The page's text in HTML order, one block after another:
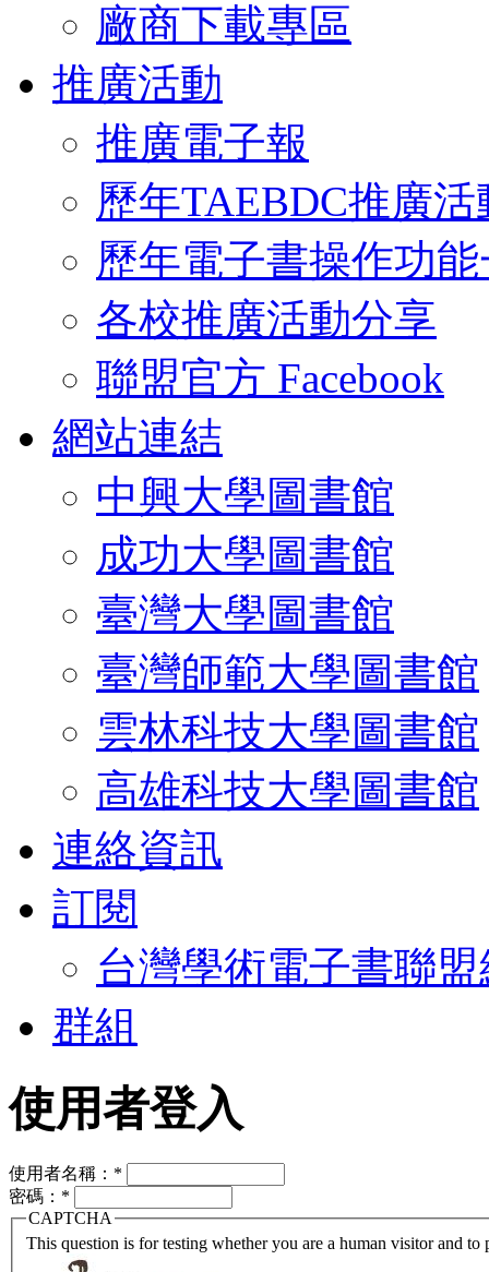
廠商下載專區
推廣活動
推廣電子報
歷年TAEBDC推廣活
歷年電子書操作功
各校推廣活動分享
聯盟官方 Facebook
網站連結
中興大學圖書館
成功大學圖書館
臺灣大學圖書館
臺灣師範大學圖書館
雲林科技大學圖書館
高雄科技大學圖書館
連絡資訊
訂閱
台灣學術電子書聯
群組
使用者登入
使用者名稱： *
密碼： *
CAPTCHA
This question is for testing whether you are a human visitor and to